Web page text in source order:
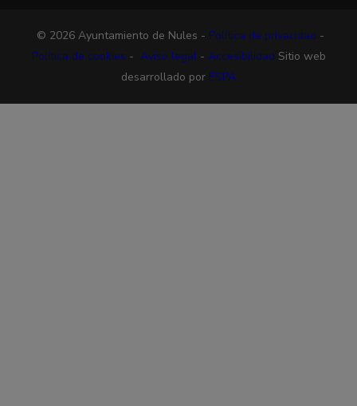
© 2026 Ayuntamiento de Nules - Política de privacidad -
Política de cookies - Aviso legal- Accesibilidad Sitio web
desarrollado por ESPA